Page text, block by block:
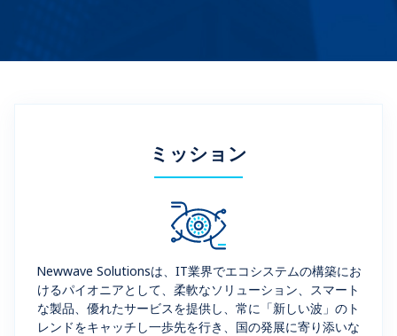
ミッション
Newwave Solutionsは、IT業界でエコシステムの構築にお
けるパイオニアとして、柔軟なソリューション、スマート
な製品、優れたサービスを提供し、常に「新しい波」のト
レンドをキャッチし一歩先を行き、国の発展に寄り添いな